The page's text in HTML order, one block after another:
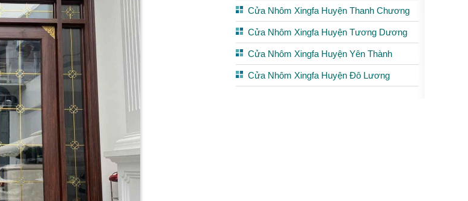
Cửa Nhôm Xingfa Huyện Thanh Chương
Cửa Nhôm Xingfa Huyện Tương Dương
Cửa Nhôm Xingfa Huyện Yên Thành
Cửa Nhôm Xingfa Huyện Đô Lương